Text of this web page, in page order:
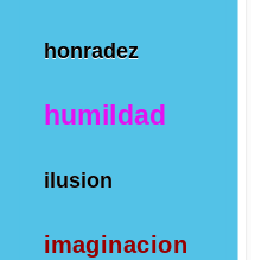
honradez
humildad
ilusion
imaginacion